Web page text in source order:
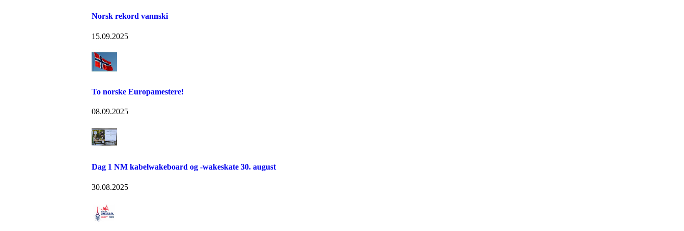
Norsk rekord vannski
15.09.2025
To norske Europamestere!
08.09.2025
Dag 1 NM kabelwakeboard og -wakeskate 30. august
30.08.2025